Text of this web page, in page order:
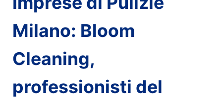
Milano: Bloom
Cleaning,
professionisti del